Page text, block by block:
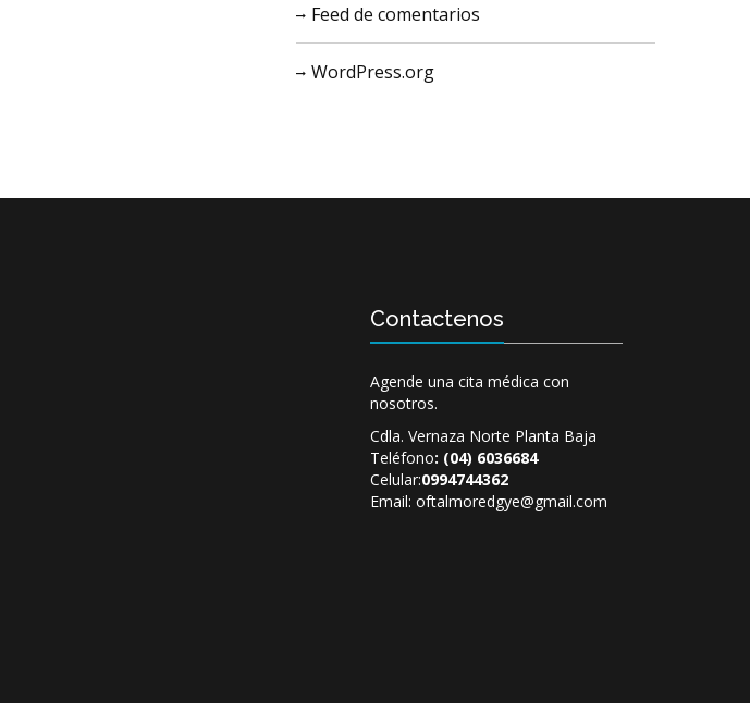
Feed de comentarios
WordPress.org
Contactenos
Agende una cita médica con
nosotros.
Cdla. Vernaza Norte Planta Baja
Teléfono: (04) 6036684
Celular:0994744362
Email: oftalmoredgye@gmail.com